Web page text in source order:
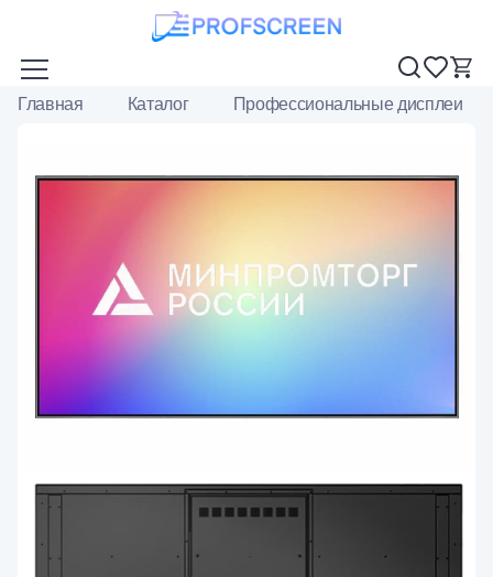
Главная Каталог Профессиональные дисплеи